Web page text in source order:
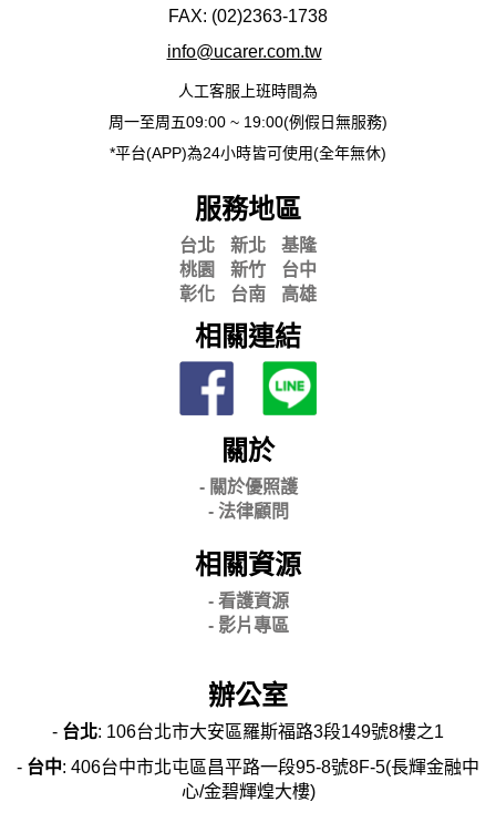
FAX: (02)2363-1738
info@ucarer.com.tw
人工客服上班時間為
周一至周五09:00 ~ 19:00(例假日無服務)
*平台(APP)為24小時皆可使用(全年無休)
服務地區
台北 新北
基隆
桃園
新竹
台中
彰化
台南 高雄
相關連結
關於
- 關於優照護
- 法律顧問
相關資源
- 看護資源
- 影片專區
辦公室
- 台北: 106台北市大安區羅斯福路3段149號8樓之1
- 台中: 406台中市北屯區昌平路一段95-8號8F-5(長輝金融中
心/金碧輝煌大樓)